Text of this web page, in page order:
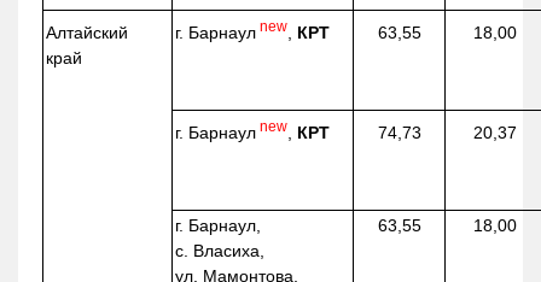
Алтайский
край
г. Барнаул new КРТ 63,55 18,00
г. Барнаул new КРТ 74,73 20,37
г. Барнаул,
с. Власиха,
ул. Мамонтова,
63,55 18,00